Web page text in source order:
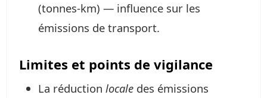
(tonnes‑km) — influence sur les
émissions de transport.
Limites et points de vigilance
La réduction locale des émissions